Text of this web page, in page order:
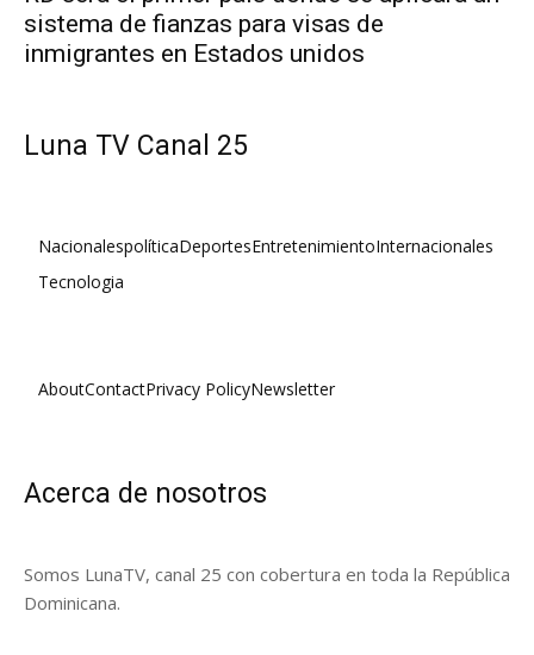
sistema de fianzas para visas de
inmigrantes en Estados unidos
Luna TV Canal 25
NacionalespolíticaDeportesEntretenimientoInternacionales
Tecnologia
AboutContactPrivacy PolicyNewsletter
Acerca de nosotros
Somos LunaTV, canal 25 con cobertura en toda la República
Dominicana.